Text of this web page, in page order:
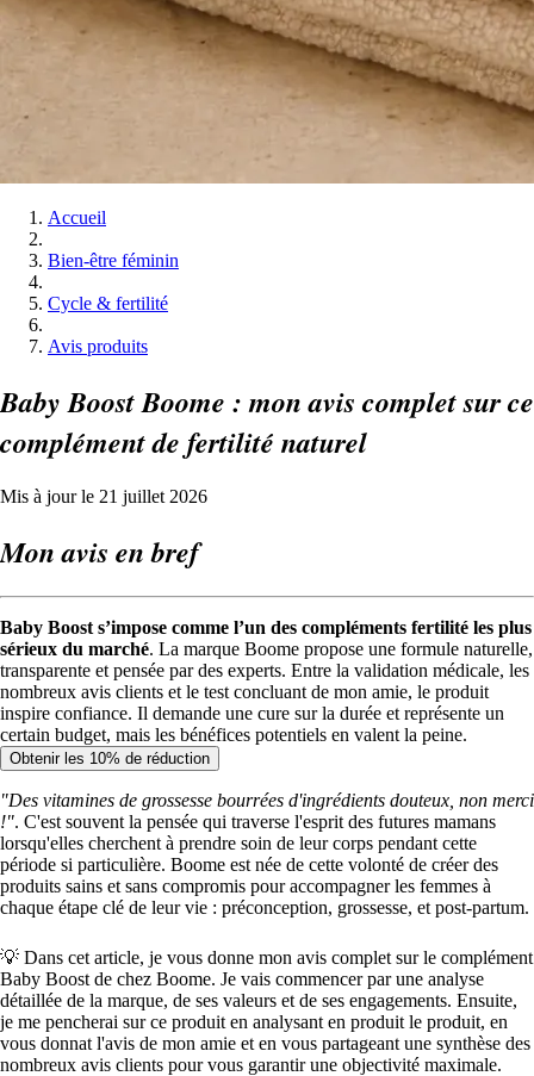
Accueil
Bien-être féminin
Cycle & fertilité
Avis produits
Baby Boost Boome : mon avis complet sur ce
complément de fertilité naturel
Mis à jour le 21 juillet 2026
Mon avis en bref
Baby Boost s’impose comme l’un des compléments fertilité les plus
sérieux du marché. La marque Boome propose une formule naturelle,
transparente et pensée par des experts. Entre la validation médicale, les
nombreux avis clients et le test concluant de mon amie, le produit
inspire confiance. Il demande une cure sur la durée et représente un
certain budget, mais les bénéfices potentiels en valent la peine.
Obtenir les 10% de réduction
"Des vitamines de grossesse bourrées d'ingrédients douteux, non merci
!". C'est souvent la pensée qui traverse l'esprit des futures mamans
lorsqu'elles cherchent à prendre soin de leur corps pendant cette
période si particulière. Boome est née de cette volonté de créer des
produits sains et sans compromis pour accompagner les femmes à
chaque étape clé de leur vie : préconception, grossesse, et post-partum.
💡 Dans cet article, je vous donne mon avis complet sur le complément
Baby Boost de chez Boome. Je vais commencer par une analyse
détaillée de la marque, de ses valeurs et de ses engagements. Ensuite,
je me pencherai sur ce produit en analysant en produit le produit, en
vous donnat l'avis de mon amie et en vous partageant une synthèse des
nombreux avis clients pour vous garantir une objectivité maximale.